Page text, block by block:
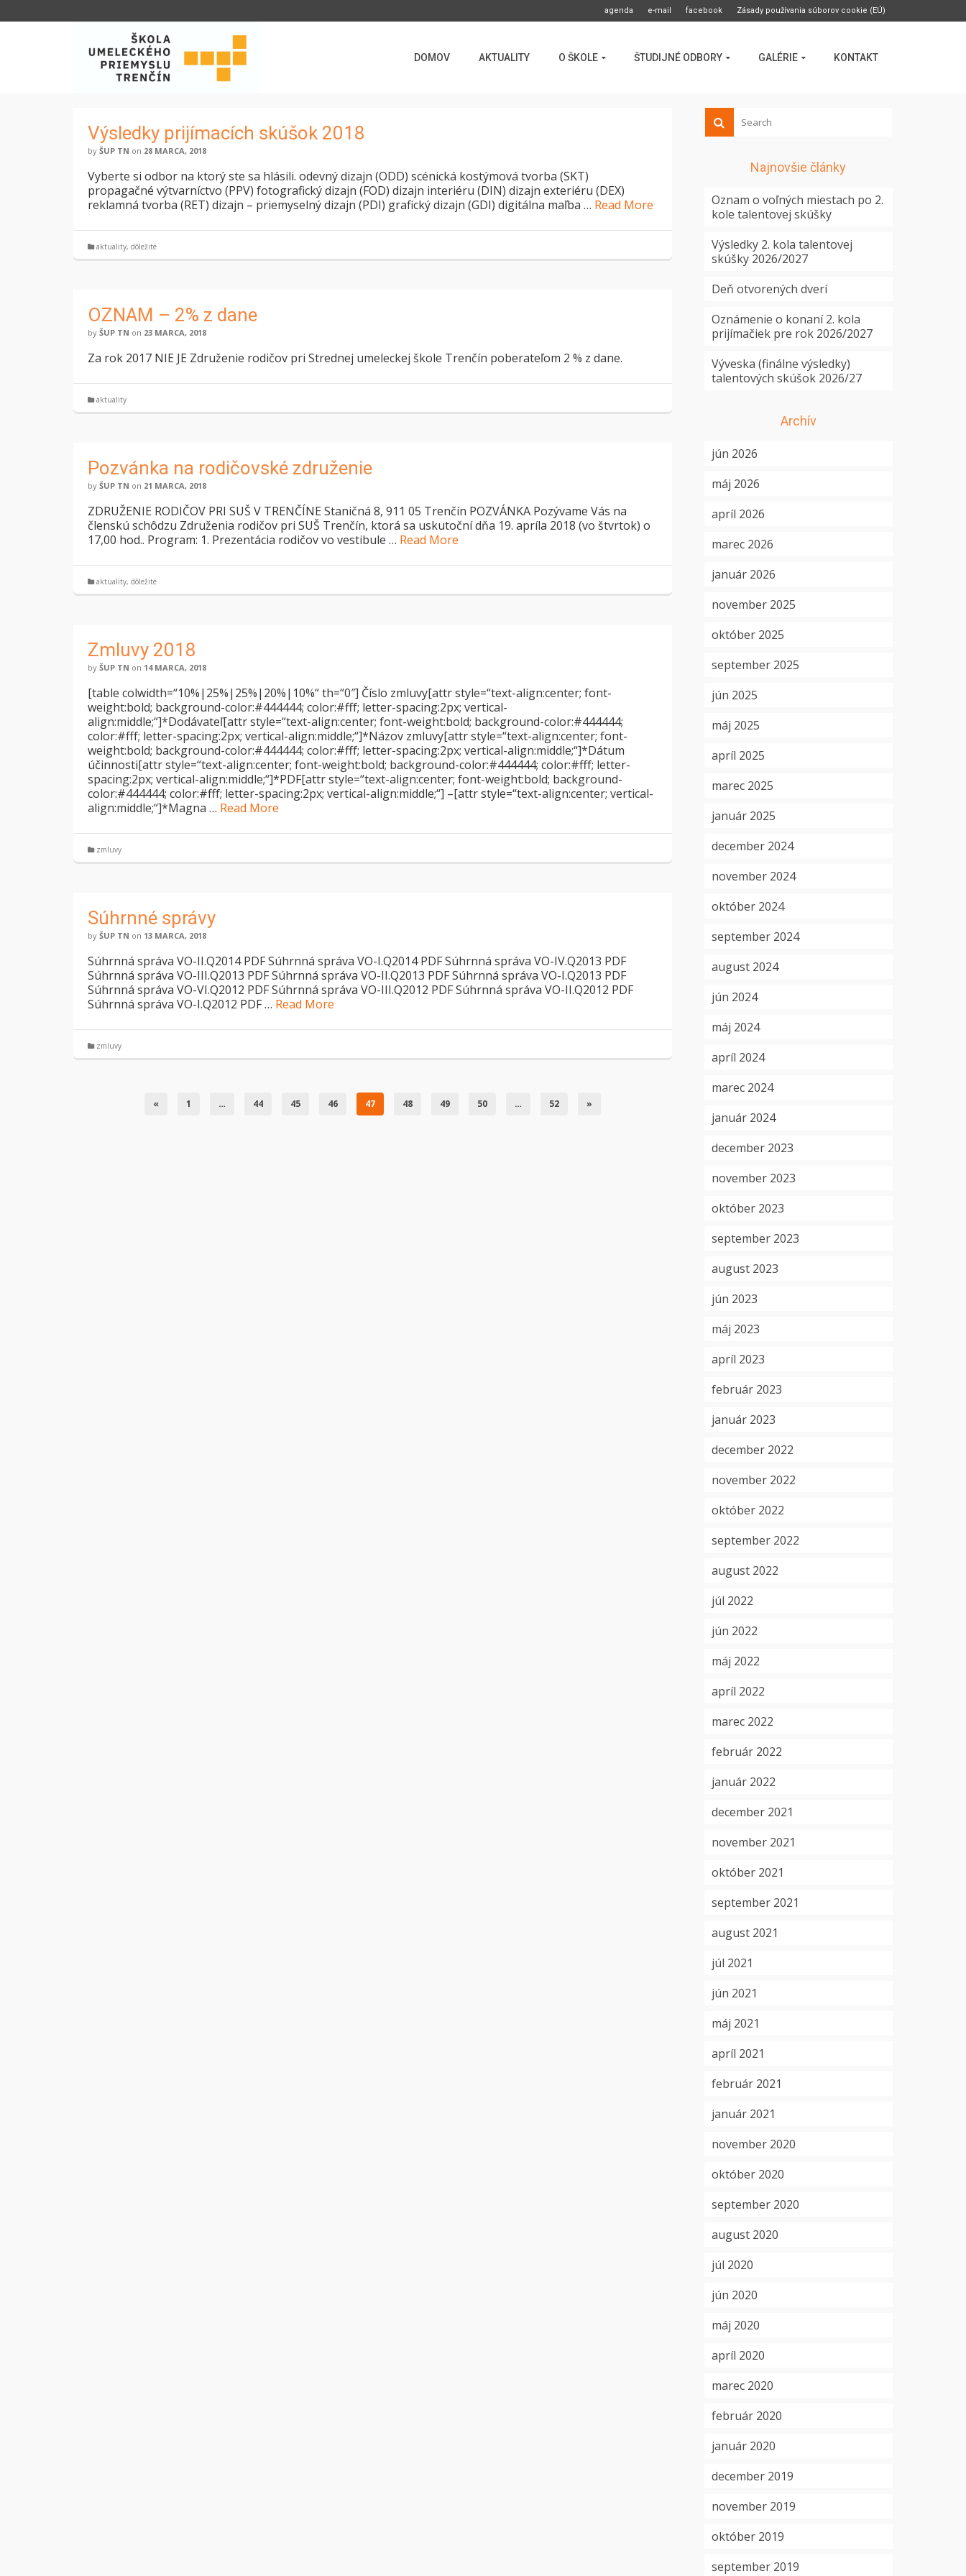
agenda e-mail facebook Zásady používania súborov cookie (EÚ)
DOMOV AKTUALITY O ŠKOLE ŠTUDIJNÉ ODBORY GALÉRIE KONTAKT
Výsledky prijímacích skúšok 2018
by ŠUP TN on 28 MARCA, 2018
Vyberte si odbor na ktorý ste sa hlásili. odevný dizajn (ODD) scénická kostýmová tvorba (SKT)
propagačné výtvarníctvo (PPV) fotografický dizajn (FOD) dizajn interiéru (DIN) dizajn exteriéru (DEX)
reklamná tvorba (RET) dizajn – priemyselný dizajn (PDI) grafický dizajn (GDI) digitálna maľba … Read More
aktuality, dôležité
OZNAM – 2% z dane
by ŠUP TN on 23 MARCA, 2018
Za rok 2017 NIE JE Združenie rodičov pri Strednej umeleckej škole Trenčín poberateľom 2 % z dane.
aktuality
Pozvánka na rodičovské združenie
by ŠUP TN on 21 MARCA, 2018
ZDRUŽENIE RODIČOV PRI SUŠ V TRENČÍNE Staničná 8, 911 05 Trenčín POZVÁNKA Pozývame Vás na
členskú schôdzu Združenia rodičov pri SUŠ Trenčín, ktorá sa uskutoční dňa 19. apríla 2018 (vo štvrtok) o
17,00 hod.. Program: 1. Prezentácia rodičov vo vestibule … Read More
aktuality, dôležité
Zmluvy 2018
by ŠUP TN on 14 MARCA, 2018
[table colwidth=“10%|25%|25%|20%|10%“ th=“0″] Číslo zmluvy[attr style=“text-align:center; font-
weight:bold; background-color:#444444; color:#fff; letter-spacing:2px; vertical-
align:middle;“]*Dodávateľ[attr style=“text-align:center; font-weight:bold; background-color:#444444;
color:#fff; letter-spacing:2px; vertical-align:middle;“]*Názov zmluvy[attr style=“text-align:center; font-
weight:bold; background-color:#444444; color:#fff; letter-spacing:2px; vertical-align:middle;“]*Dátum
účinnosti[attr style=“text-align:center; font-weight:bold; background-color:#444444; color:#fff; letter-
spacing:2px; vertical-align:middle;“]*PDF[attr style=“text-align:center; font-weight:bold; background-
color:#444444; color:#fff; letter-spacing:2px; vertical-align:middle;“] –[attr style=“text-align:center; vertical-
align:middle;“]*Magna … Read More
zmluvy
Súhrnné správy
by ŠUP TN on 13 MARCA, 2018
Súhrnná správa VO-II.Q2014 PDF Súhrnná správa VO-I.Q2014 PDF Súhrnná správa VO-IV.Q2013 PDF
Súhrnná správa VO-III.Q2013 PDF Súhrnná správa VO-II.Q2013 PDF Súhrnná správa VO-I.Q2013 PDF
Súhrnná správa VO-VI.Q2012 PDF Súhrnná správa VO-III.Q2012 PDF Súhrnná správa VO-II.Q2012 PDF
Súhrnná správa VO-I.Q2012 PDF … Read More
zmluvy
« 1 … 44 45 46 47 48 49 50 … 52 »
Najnovšie články
Oznam o voľných miestach po 2.
kole talentovej skúšky
Výsledky 2. kola talentovej
skúšky 2026/2027
Deň otvorených dverí
Oznámenie o konaní 2. kola
prijímačiek pre rok 2026/2027
Výveska (finálne výsledky)
talentových skúšok 2026/27
Archív
jún 2026
máj 2026
apríl 2026
marec 2026
január 2026
november 2025
október 2025
september 2025
jún 2025
máj 2025
apríl 2025
marec 2025
január 2025
december 2024
november 2024
október 2024
september 2024
august 2024
jún 2024
máj 2024
apríl 2024
marec 2024
január 2024
december 2023
november 2023
október 2023
september 2023
august 2023
jún 2023
máj 2023
apríl 2023
február 2023
január 2023
december 2022
november 2022
október 2022
september 2022
august 2022
júl 2022
jún 2022
máj 2022
apríl 2022
marec 2022
február 2022
január 2022
december 2021
november 2021
október 2021
september 2021
august 2021
júl 2021
jún 2021
máj 2021
apríl 2021
február 2021
január 2021
november 2020
október 2020
september 2020
august 2020
júl 2020
jún 2020
máj 2020
apríl 2020
marec 2020
február 2020
január 2020
december 2019
november 2019
október 2019
september 2019